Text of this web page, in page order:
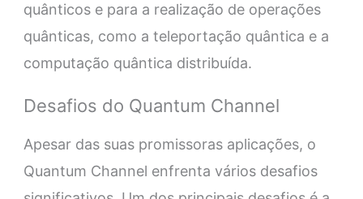
quânticos e para a realização de operações
quânticas, como a teleportação quântica e a
computação quântica distribuída.
Desafios do Quantum Channel
Apesar das suas promissoras aplicações, o
Quantum Channel enfrenta vários desafios